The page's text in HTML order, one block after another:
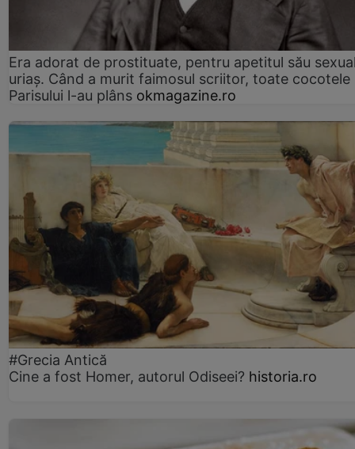
Era adorat de prostituate, pentru apetitul său
uriaș. Când a murit faimosul scriitor, toate cocotele
Parisului l-au plâns okmagazine.ro
#Grecia Antică
Cine a fost Homer, autorul Odiseei? historia.ro